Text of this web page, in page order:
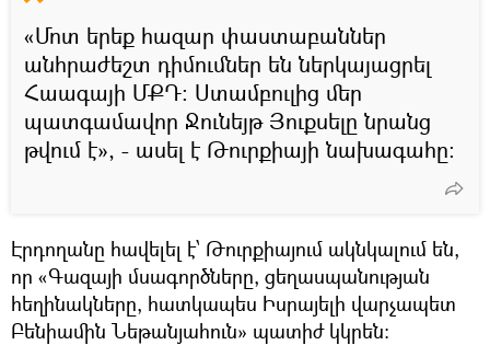
«Մոտ երեք հազար փաստաբաններ
անհրաժեշտ դիմումներ են ներկայացրել
Հաագայի ՄՔԴ։ Ստամբուլից մեր
պատգամավոր Ջունեյթ Յուքսելը նրանց
թվում է», - ասել է Թուրքիայի նախագահը։
Էրդողանը հավելել է՝ Թուրքիայում ակնկալում են,
որ «Գազայի մսագործները, ցեղասպանության
հեղինակները, հատկապես Իսրայելի վարչապետ
Բենիամին Նեթանյահուն» պատիժ կկրեն: